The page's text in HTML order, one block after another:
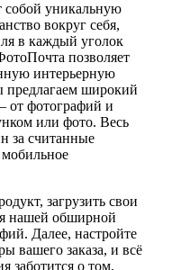
собой уникальную
вокруг себя,
в каждый уголок
позволяет
интерьерную
предлагаем широкий
от фотографий и
или фото. Весь
за считанные
загрузить свои
нашей обширной
Далее, настройте
вашего заказа, и всё
заботится о том,